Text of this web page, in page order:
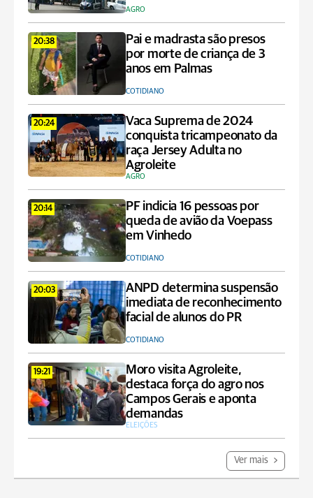
AGRO
20:38
Pai e madrasta são presos
por morte de criança de 3
anos em Palmas
COTIDIANO
20:24
Vaca Suprema de 2024
conquista tricampeonato da
raça Jersey Adulta no
Agroleite
AGRO
20:14
PF indicia 16 pessoas por
queda de avião da Voepass
em Vinhedo
COTIDIANO
20:03
ANPD determina suspensão
imediata de reconhecimento
facial de alunos do PR
COTIDIANO
19:21
Moro visita Agroleite,
destaca força do agro nos
Campos Gerais e aponta
demandas
ELEIÇÕES
Ver mais